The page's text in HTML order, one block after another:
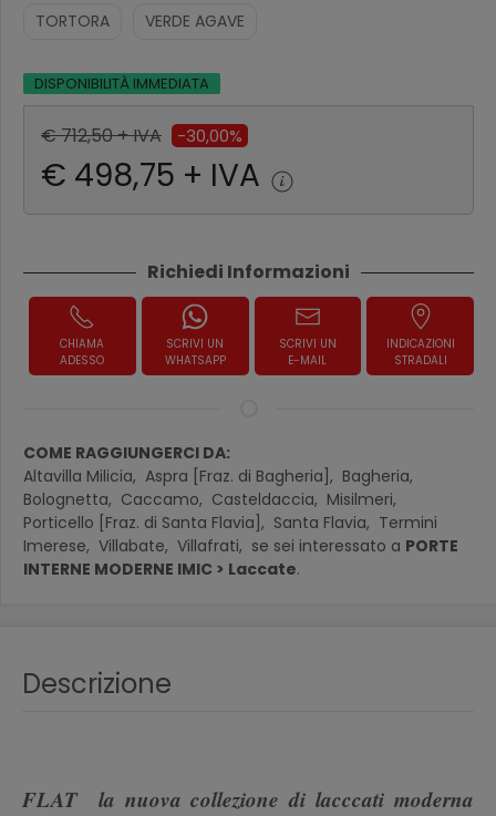
TORTORA VERDE AGAVE
DISPONIBILITÀ IMMEDIATA
€ 712,50 + IVA -30,00%
€ 498,75 + IVA
Richiedi Informazioni
CHIAMA
ADESSO
SCRIVI UN
WHATSAPP
SCRIVI UN
E-MAIL
INDICAZIONI
STRADALI
COME RAGGIUNGERCI DA:
Altavilla Milicia, Aspra [Fraz. di Bagheria], Bagheria,
Bolognetta, Caccamo, Casteldaccia, Misilmeri,
Porticello [Fraz. di Santa Flavia], Santa Flavia, Termini
Imerese, Villabate, Villafrati, se sei interessato a PORTE
INTERNE MODERNE IMIC > Laccate.
Descrizione
FLAT la nuova collezione di lacccati moderna